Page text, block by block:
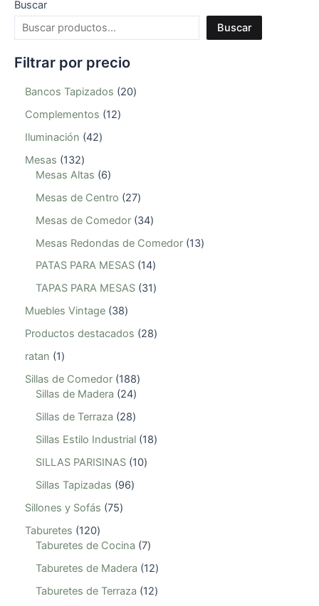
Buscar
Buscar
Filtrar por precio
Bancos Tapizados
20
Complementos
12
Iluminación 42
Mesas
132
Mesas Altas
6
Mesas de Centro
27
Mesas de Comedor 34
Mesas Redondas de Comedor 13
PATAS PARA MESAS 14
TAPAS PARA MESAS 31
Muebles Vintage 38
Productos destacados
28
ratan
1
Sillas de Comedor 188
Sillas de Madera
24
Sillas de Terraza
28
Sillas Estilo Industrial 18
SILLAS PARISINAS 10
Sillas Tapizadas
96
Sillones y Sofás 75
Taburetes
120
Taburetes de Cocina 7
Taburetes de Madera
12
Taburetes de Terraza
12